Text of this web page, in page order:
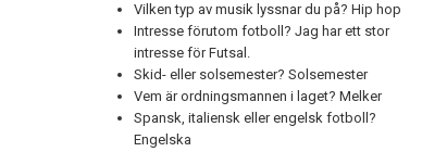
Vilken typ av musik lyssnar du på? Hip hop
Intresse förutom fotboll? Jag har ett stor
intresse för Futsal.
Skid- eller solsemester? Solsemester
Vem är ordningsmannen i laget? Melker
Spansk, italiensk eller engelsk fotboll?
Engelska